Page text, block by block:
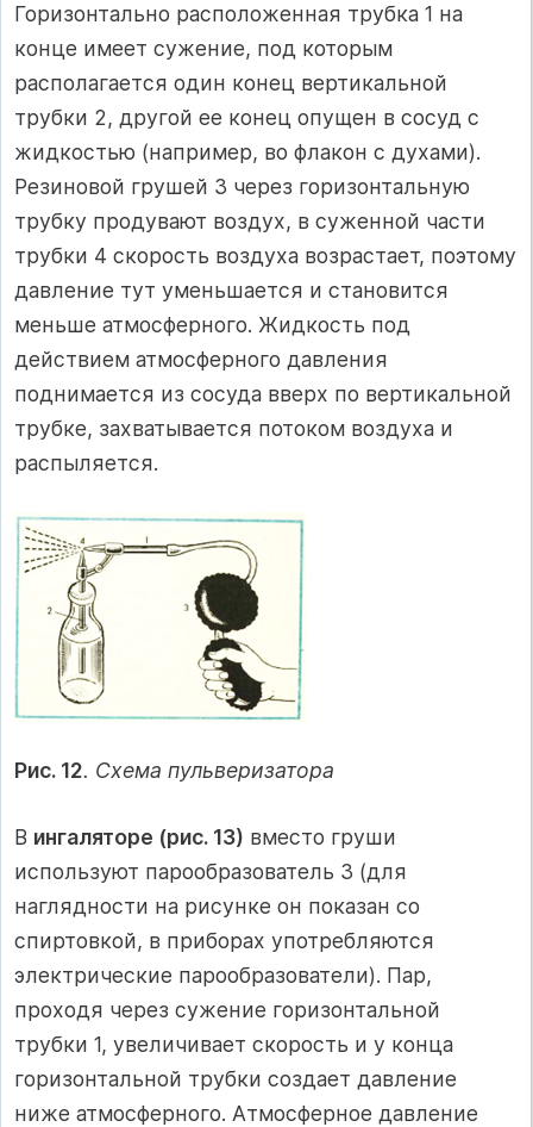
Горизонтально расположенная трубка 1 на
конце имеет сужение, под которым
располагается один конец вертикальной
трубки 2, другой ее конец опущен в сосуд с
жидкостью (например, во флакон с духами).
Резиновой грушей 3 через горизонтальную
трубку продувают воздух, в суженной части
трубки 4 скорость воздуха возрастает, поэтому
давление тут уменьшается и становится
меньше атмосферного. Жидкость под
действием атмосферного давления
поднимается из сосуда вверх по вертикальной
трубке, захватывается потоком воздуха и
распыляется.
Рис. 12. Схема пульверизатора
В ингаляторе (рис. 13) вместо груши
используют парообразователь 3 (для
наглядности на рисунке он показан со
спиртовкой, в приборах употребляются
электрические парообразователи). Пар,
проходя через сужение горизонтальной
трубки 1, увеличивает скорость и у конца
горизонтальной трубки создает давление
ниже атмосферного. Атмосферное давление